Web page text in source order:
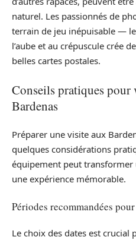
naturel. Les passionnés de
terrain de jeu inépuisable —
l’aube et au crépuscule crée
belles cartes postales.
Conseils pratiques
Bardenas
Préparer une visite aux
quelques considérations
équipement peut
une expérience mémorable.
Périodes recommandées
Le choix des dates est